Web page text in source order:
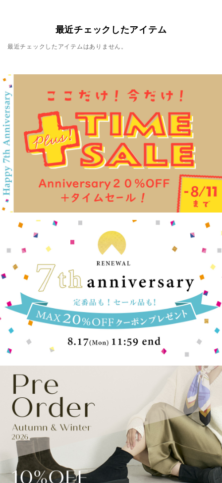
最近チェックしたアイテム
最近チェックしたアイテムはありません。